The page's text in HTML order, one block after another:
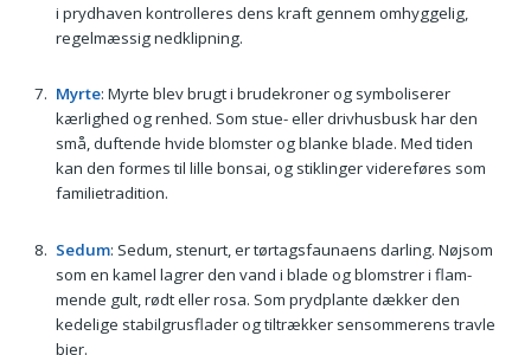
i prydhaven kontrolleres dens kraft gennem omhyggelig,
regelmæssig nedklipning.
Myrte: Myrte blev brugt i brudekroner og symboliserer
kærlighed og renhed. Som stue- eller drivhusbusk har den
små, duftende hvide blomster og blanke blade. Med tiden
kan den formes til lille bonsai, og stiklinger videreføres som
familietradition.
Sedum: Sedum, stenurt, er tørtagsfaunaens darling. Nøjsom
som en kamel lagrer den vand i blade og blomstrer i flam­
mende gult, rødt eller rosa. Som prydplante dækker den
kedelige stabilgrusflader og tiltrækker sensommerens travle
bier.